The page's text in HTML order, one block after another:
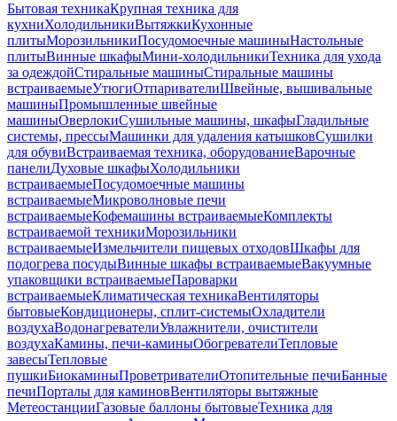
Бытовая техникаКрупная техника для
кухниХолодильникиВытяжкиКухонные
плитыМорозильникиПосудомоечные машиныНастольные
плитыВинные шкафыМини-холодильникиТехника для ухода
за одеждойСтиральные машиныСтиральные машины
встраиваемыеУтюгиОтпаривателиШвейные, вышивальные
машиныПромышленные швейные
машиныОверлокиСушильные машины, шкафыГладильные
системы, прессыМашинки для удаления катышковСушилки
для обувиВстраиваемая техника, оборудованиеВарочные
панелиДуховые шкафыХолодильники
встраиваемыеПосудомоечные машины
встраиваемыеМикроволновые печи
встраиваемыеКофемашины встраиваемыеКомплекты
встраиваемой техникиМорозильники
встраиваемыеИзмельчители пищевых отходовШкафы для
подогрева посудыВинные шкафы встраиваемыеВакуумные
упаковщики встраиваемыеПароварки
встраиваемыеКлиматическая техникаВентиляторы
бытовыеКондиционеры, сплит-системыОхладители
воздухаВодонагревателиУвлажнители, очистители
воздухаКамины, печи-каминыОбогревателиТепловые
завесыТепловые
пушкиБиокаминыПроветривателиОтопительные печиБанные
печиПорталы для каминовВентиляторы вытяжные
МетеостанцииГазовые баллоны бытовыеТехника для